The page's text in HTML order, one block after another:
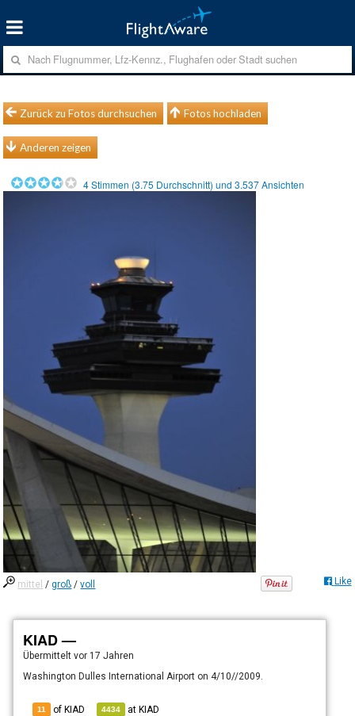
Zurück zu Fotos durchsuchen Fotos hochladen
Anderen zeigen
4Stimmen (3.75 Durchschnitt) und3.537Ansichten
mittel /groß /voll Like
KIAD —
Übermitteltvor 17 Jahren
Washington Dulles International Airport on 4/10//2009.
11 of KIAD 4434 atKIAD